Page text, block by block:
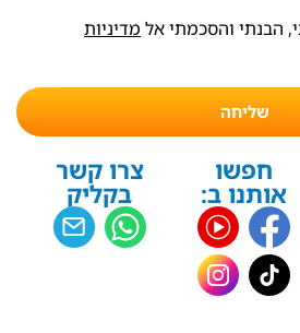
הבנתי והסכמתי אל מדיניות
שליחה
חפשו
אותנו ב:
צרו קשר
בקליק